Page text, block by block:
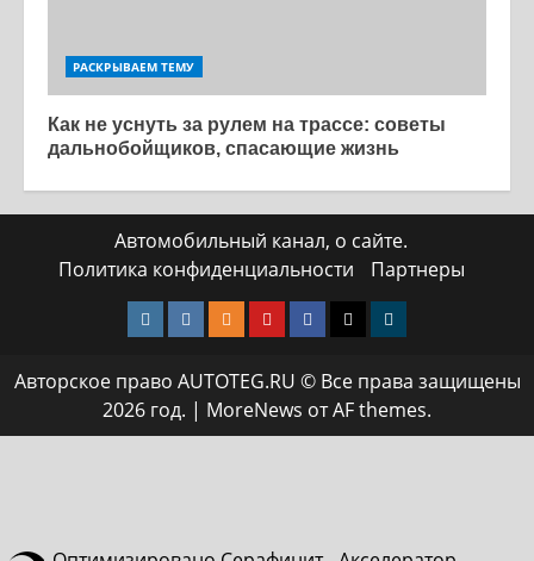
РАСКРЫВАЕМ ТЕМУ
Как не уснуть за рулем на трассе: советы
дальнобойщиков, спасающие жизнь
Автомобильный канал, о сайте.
Политика конфиденциальности
Партнеры
Instagram
VK Одноклассники
YotubeFacebook
TwitterТелеграмм
Авторское право AUTOTEG.RU © Все права защищены
2026 год. | MoreNews от AF themes.